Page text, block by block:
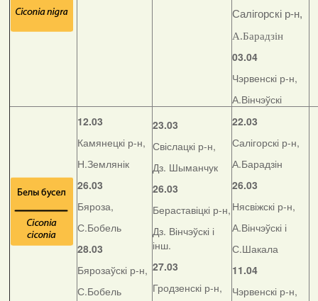
Салігорскі р-н,
А.Барадзін
03.04
Чэрвенскі р-н,
А.Вінчэўскі
12.03
Камянецкі р-н,
Н.Землянік
26.03
Бяроза,
С.Бобель
28.03
Бярозаўскі р-н,
С.Бобель
23.03
Свіслацкі р-н,
Дз. Шыманчук
26.03
Бераставіцкі р-н,
Дз. Вінчэўскі і
інш.
27.03
Гродзенскі р-н,
22.03
Салігорскі р-н,
А.Барадзін
26.03
Нясвіжскі р-н,
А.Вінчэўскі і
С.Шакала
11.04
Чэрвенскі р-н,